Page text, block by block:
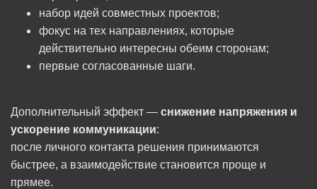
набор идей совместных проектов;
фокус на тех направлениях, которые
действительно интересны обеим сторонам;
первые согласованные шаги.
Дополнительный эффект — снижение напряжения и
ускорение коммуникации:
после личного контакта решения принимаются
быстрее, а взаимодействие становится проще и
прямее.